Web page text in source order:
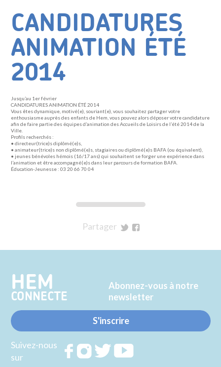
CANDIDATURES
ANIMATION ÉTÉ
2014
Jusqu’au 1er février
CANDIDATURES ANIMATION ÉTÉ 2014
Vous êtes dynamique, motivé(e), souriant(e), vous souhaitez partager votre
enthousiasme auprès des enfants de Hem, vous pouvez alors déposer votre candidature
afin de faire partie des équipes d’animation des Accueils de Loisirs de l’été 2014 de la
Ville.
Profils recherchés :
• directeur(trice)s diplômé(e)s,
• animateur(trice)s non diplômé(e)s, stagiaires ou diplômé(e)s BAFA (ou équivalent),
• jeunes bénévoles hémois (16/17 ans) qui souhaitent se forger une expérience dans
l’animation et être accompagné(e)s dans leur parcours de formation BAFA.
Éducation-Jeunesse : 03 20 66 70 04
Partager
Twitter
Facebook
HEM
CONNECTE
Abonnez-vous à notre
newsletter
S'inscrire
Suivez-nous
sur
RejoignezRejoignezRejoignez